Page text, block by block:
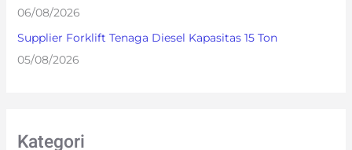
06/08/2026
Supplier Forklift Tenaga Diesel Kapasitas 15 Ton
05/08/2026
Kategori